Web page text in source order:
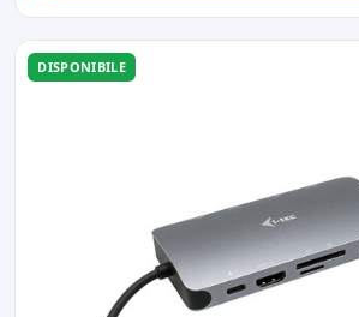
DISPONIBILE